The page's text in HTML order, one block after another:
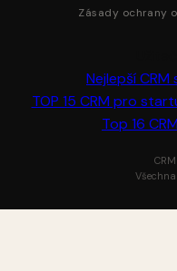
Zásady ochrany
Nejlepší
TOP 15 CRM pro
Top 16